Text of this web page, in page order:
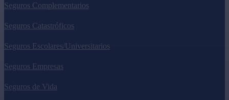
Seguros Complementarios
Seguros Catastróficos
Seguros Escolares/Universitarios
Seguros Empresas
Seguros de Vida